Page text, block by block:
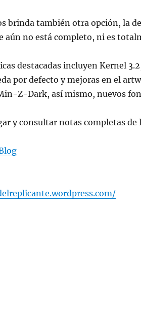
brinda también otra opción, la
aún no está completo, ni es
destacadas incluyen Kernel
por defecto y mejoras en el
Z-Dark, así mismo, nuevos
y consultar notas completas